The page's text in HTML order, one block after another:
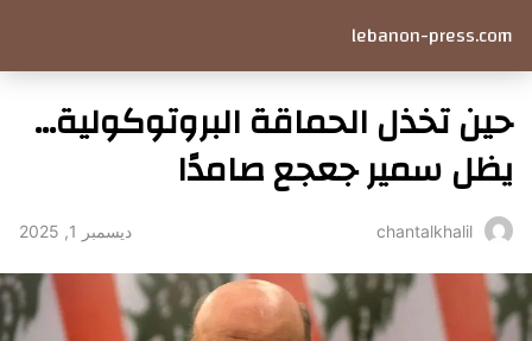
lebanon-press.com
حين تخذل الحماقة البروتوكولية…
يظل سمير جعجع صامدًا
chantalkhalil ديسمبر 1, 2025